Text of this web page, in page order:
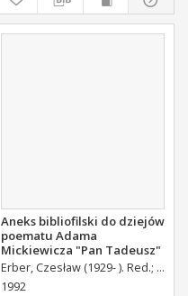
Aneks bibliofilski do dziejów
poematu Adama
Mickiewicza "Pan Tadeusz"
Erber, Czesław (1929- ). Red. Żak,
1992